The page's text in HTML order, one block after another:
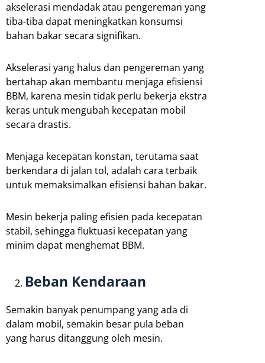
akselerasi mendadak atau pengereman yang
tiba-tiba dapat meningkatkan konsumsi
bahan bakar secara signifikan.
Akselerasi yang halus dan pengereman yang
bertahap akan membantu menjaga efisiensi
BBM, karena mesin tidak perlu bekerja ekstra
keras untuk mengubah kecepatan mobil
secara drastis.
Menjaga kecepatan konstan, terutama saat
berkendara di jalan tol, adalah cara terbaik
untuk memaksimalkan efisiensi bahan bakar.
Mesin bekerja paling efisien pada kecepatan
stabil, sehingga fluktuasi kecepatan yang
minim dapat menghemat BBM.
Beban Kendaraan
Semakin banyak penumpang yang ada di
dalam mobil, semakin besar pula beban
yang harus ditanggung oleh mesin.